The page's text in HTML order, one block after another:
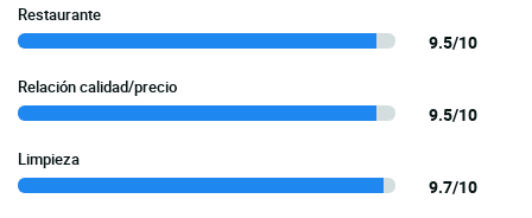
Restaurante
9.5/10
Relación calidad/precio
9.5/10
Limpieza
9.7/10